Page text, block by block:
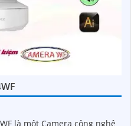
là một Camera công nghệ